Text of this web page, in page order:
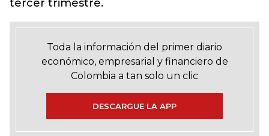
tercer trimestre.
Toda la información del primer diario
económico, empresarial y financiero de
Colombia a tan solo un clic
DESCARGUE LA APP